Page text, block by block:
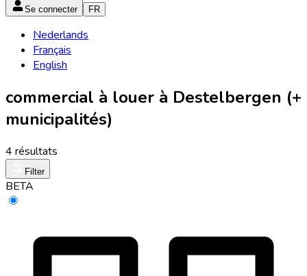
Se connecter FR
Nederlands
Français
English
commercial à louer à Destelbergen (+
municipalités)
4 résultats
Filter
BETA